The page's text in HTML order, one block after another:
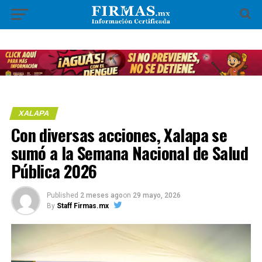
XALAPA
Con diversas acciones, Xalapa se
sumó a la Semana Nacional de Salud
Pública 2026
Published 2 meses agoon 29 mayo, 2026
By Staff Firmas.mx